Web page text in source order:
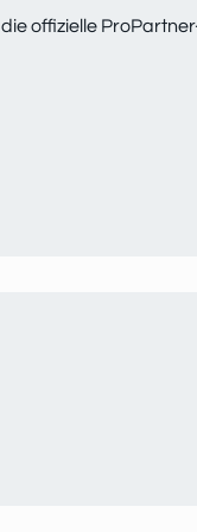
offizielle